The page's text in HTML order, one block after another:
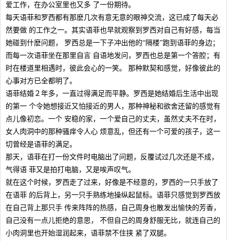
爱工作，在办公室里也又多 了一份期待。
每天语菲和罗西都有那麽几次有意无意的眼神交流，这已成了每天必
然要做 的工作之一。其实语菲也早就观察到罗西对自己有好感，每当
她碰到什麽问题， 罗西总是一下子冲出他的“隔楼”跑到语菲的身边；
而每一次语菲坐在那里自言 自语地发问，罗西也总是第一个答腔；有
时在楼道里相遇时，彼此会心的一笑。 那种默契和感觉，好像彼此的
心事对方已全都明了。
语菲结婚２年多，一直过得满足而平静。罗西是她结婚后生活中出现
的第一 个令她想接近又怕接近的男人，那种神秘和欲舍还留的感觉有
点儿像初恋。一个 安稳的家，一个爱自己的丈夫，虽然丈夫不在时，
女人肉洞中的那种骚痒令人心 烦意乱，但还有一个可爱的孩子，这一
切曾经是语菲的满足。
那天，语菲在打一份文件时电脑出了问题，反覆试过几次还是不成，
气得语 菲又是拍打电脑，又是唉声叹气。
就在这个时候，罗西走了过来，好像是不经意的，罗西的一只手放了
在语菲 的后背上，另一只手熟练地操纵起鼠标。语菲只感觉到罗西放
在自己背上那只手 传来阵阵的热感，自己周身也散发出愉快的芳香，
自己没有一点儿拒绝的意思， 不但自己的周身舒服无比，就连自己的
小肉洞里也开始湿润起来，语菲禁不住挟 紧了双腿。